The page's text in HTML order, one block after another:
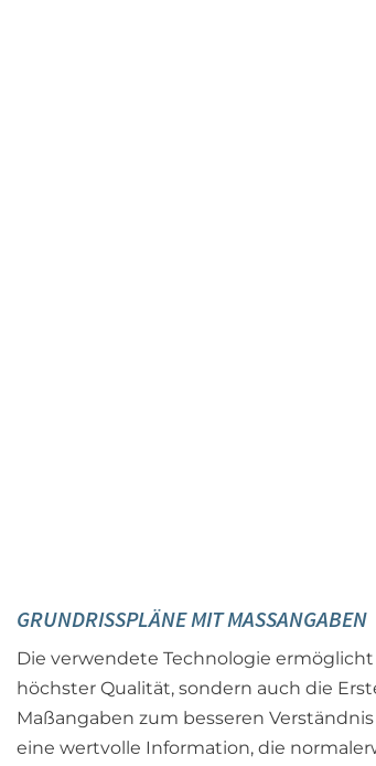
GRUNDRISSPLÄNE MIT MASSANGABEN
Die verwendete Technologie
höchster Qualität, sondern auch die
Maßangaben zum besseren
eine wertvolle Information, die